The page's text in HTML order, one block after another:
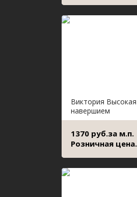
Виктория
навершием
1370 руб.за м.п.
Розничная цена.